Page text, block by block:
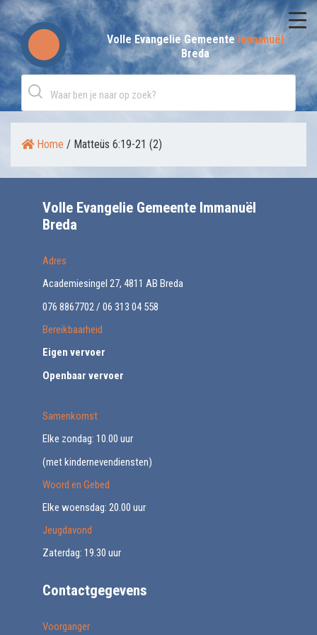
Skip
to
content
Volle Evangelie GemeenteImmanuël
Breda
Home / Matteüs 6:19-21 (2)
Volle Evangelie Gemeente Immanuël
Breda
Adres
Academiesingel 27, 4811 AB Breda
076 8867702 / 06 313 04 558
Bereikbaarheid
Eigen vervoer
Openbaar vervoer
Samenkomst
Elke zondag: 10.00 uur
(met kindernevendiensten)
Woord en Gebed
Elke woensdag: 20.00 uur
Jeugdavond
Zaterdag: 19.30 uur
Contactgegevens
Voorganger